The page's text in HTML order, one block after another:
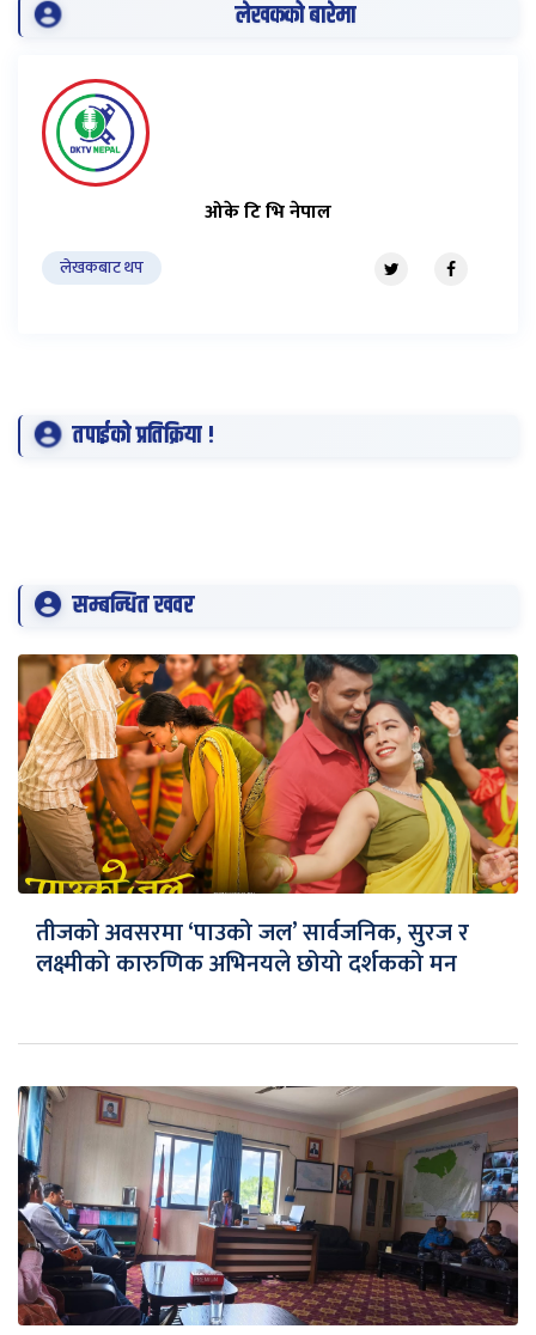
लेखकको बारेमा
ओके टि भि नेपाल
लेखकबाट थप
तपाईको प्रतिक्रिया !
सम्बन्धित खवर
तीजको अवसरमा ‘पाउको जल’ सार्वजनिक, सुरज र
लक्ष्मीको कारुणिक अभिनयले छोयो दर्शकको मन